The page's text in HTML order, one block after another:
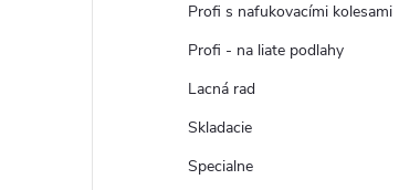
Profi s nafukovacími kolesami
Profi - na liate podlahy
Lacná rad
Skladacie
Specialne